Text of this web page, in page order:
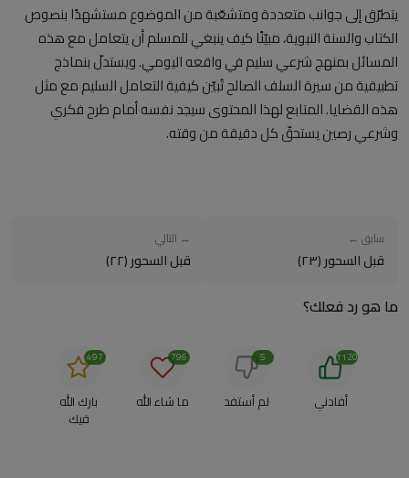
يتطرّق إلى جوانب متعددة ومتشعّبة من الموضوع مستشهدًا بنصوص
الكتاب والسنة النبوية، مبيّنًا كيف ينبغي للمسلم أن يتعامل مع هذه
المسائل بمنهج شرعي سليم في واقعه اليومي. ويستدلّ بنماذج
تطبيقية من سيرة السلف الصالح تُبيّن كيفية التعامل السليم مع مثل
هذه القضايا. المتابع لهذا المحتوى سيجد نفسه أمام طرح فكري
وشرعي رصين يستحقّ كل دقيقة من وقته.
سابق ←
قبل السحور (٢٣)
→ التالي
قبل السحور (٢٢)
ما هو رد فعلك؟
أفادني
1120
لم أستفد
5
ما شاء الله
796
بارك الله
فيك
497